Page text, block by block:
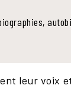
leur voix